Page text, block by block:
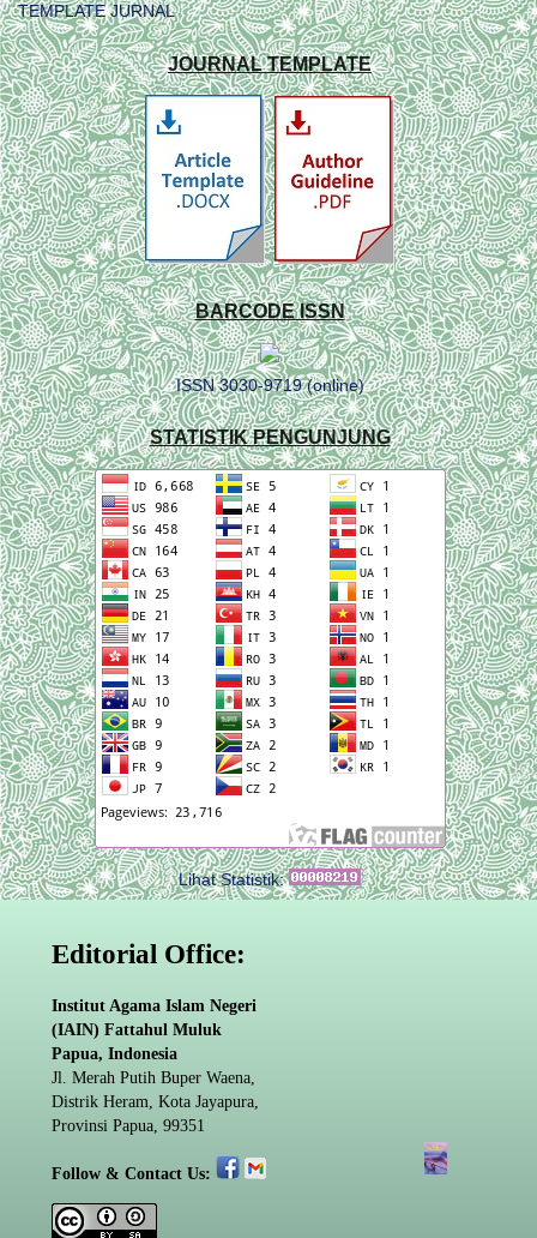
TEMPLATE JURNAL
JOURNAL TEMPLATE
BARCODE ISSN
ISSN 3030-9719 (online)
STATISTIK PENGUNJUNG
Lihat Statistik:
Editorial Office:
Institut Agama Islam Negeri
(IAIN) Fattahul Muluk
Papua, Indonesia
Jl. Merah Putih Buper Waena,
Distrik Heram, Kota Jayapura,
Provinsi Papua, 99351
Follow & Contact Us: